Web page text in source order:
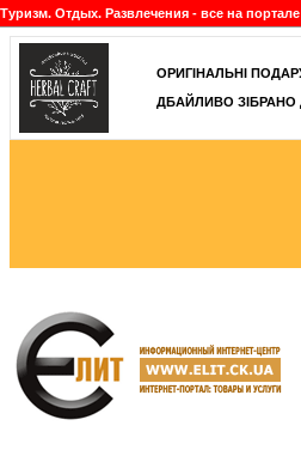
Туризм. Отдых. Развлечения - все на
ОРИГІНАЛЬНІ
ДБАЙЛИВО ЗІБРАНО